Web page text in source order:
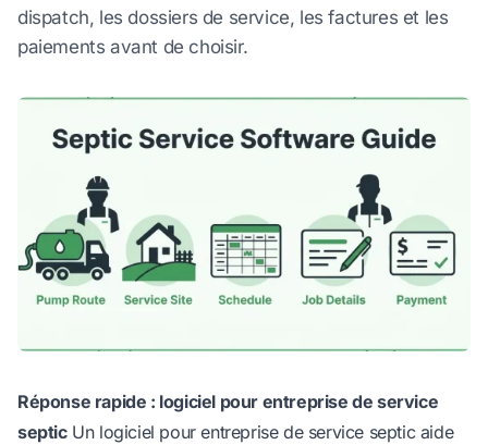
dispatch, les dossiers de service, les factures et les
paiements avant de choisir.
Réponse rapide : logiciel pour entreprise de service
septicUn logiciel pour entreprise de service septic aide